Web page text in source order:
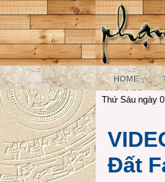
HOME
Thứ Sáu ngày
Đất